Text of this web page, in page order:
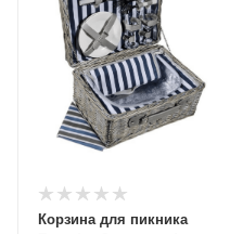
Корзина для пикника